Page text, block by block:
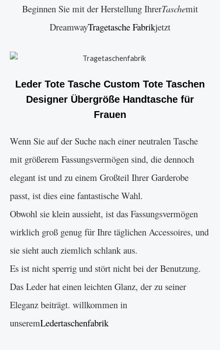
Beginnen Sie mit der Herstellung IhrerTaschemit
DreamwayTragetasche Fabrikjetzt
Leder Tote Tasche Custom Tote Taschen
Designer Übergröße Handtasche für
Frauen
Wenn Sie auf der Suche nach einer neutralen Tasche
mit größerem Fassungsvermögen sind, die dennoch
elegant ist und zu einem Großteil Ihrer Garderobe
passt, ist dies eine fantastische Wahl.
Obwohl sie klein aussieht, ist das Fassungsvermögen
wirklich groß genug für Ihre täglichen Accessoires, und
sie sieht auch ziemlich schlank aus.
Es ist nicht sperrig und stört nicht bei der Benutzung.
Das Leder hat einen leichten Glanz, der zu seiner
Eleganz beiträgt. willkommen in
unseremLedertaschenfabrik